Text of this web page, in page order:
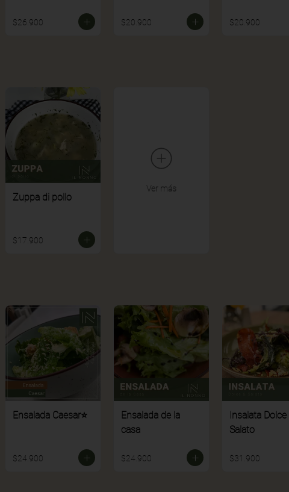
$26.900 $20.900 $20.900
Zuppa di pollo
$17.900
Ver más
Ensalada Caesar⭐
$24.900
Ensalada de la
casa
$24.900
Insalata Dolce
Salato
$31.900